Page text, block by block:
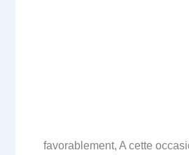
favorablement, A cette